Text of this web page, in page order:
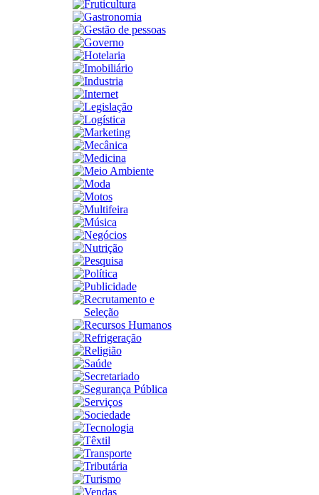
Fruticultura
Gastronomia
Gestão de pessoas
Governo
Hotelaria
Imobiliário
Industria
Internet
Legislação
Logística
Marketing
Mecânica
Medicina
Meio Ambiente
Moda
Motos
Multifeira
Música
Negócios
Nutrição
Pesquisa
Política
Publicidade
Recrutamento e
Seleção
Recursos Humanos
Refrigeração
Religião
Saúde
Secretariado
Segurança Pública
Serviços
Sociedade
Tecnologia
Têxtil
Transporte
Tributária
Turismo
Vendas